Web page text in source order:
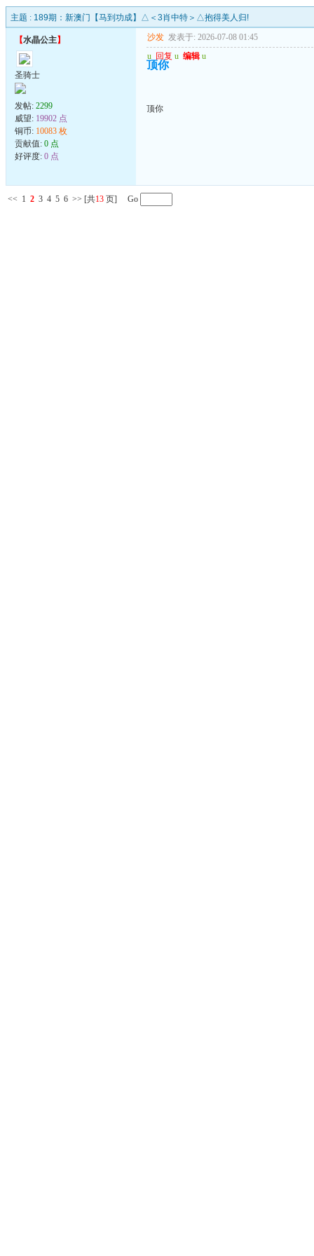
主题 : 189期：新澳门【马到功成】△＜3肖中特＞△抱得美人归!
【水晶公主】
圣骑士
发帖: 2299
威望: 19902 点
铜币: 10083 枚
贡献值: 0 点
好评度: 0 点
沙发 发表于: 2026-07-08 01:45
u 回复 u 编辑 u
顶你
顶你
<< 1 2 3 4 5 6 >> [共13 页] Go